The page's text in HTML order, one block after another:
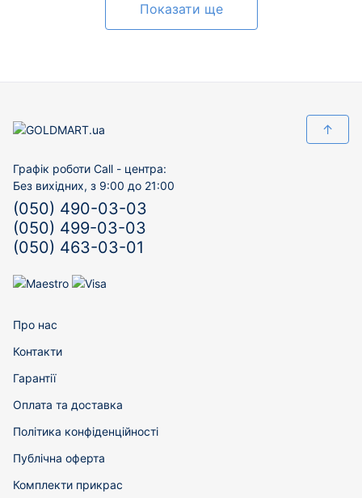
Показати ще
↑
Графік роботи Call - центра:
Без вихідних, з 9:00 до 21:00
(050) 490-03-03
(050) 499-03-03
(050) 463-03-01
Про нас
Контакти
Гарантії
Оплата та доставка
Політика конфіденційності
Публічна оферта
Комплекти прикрас